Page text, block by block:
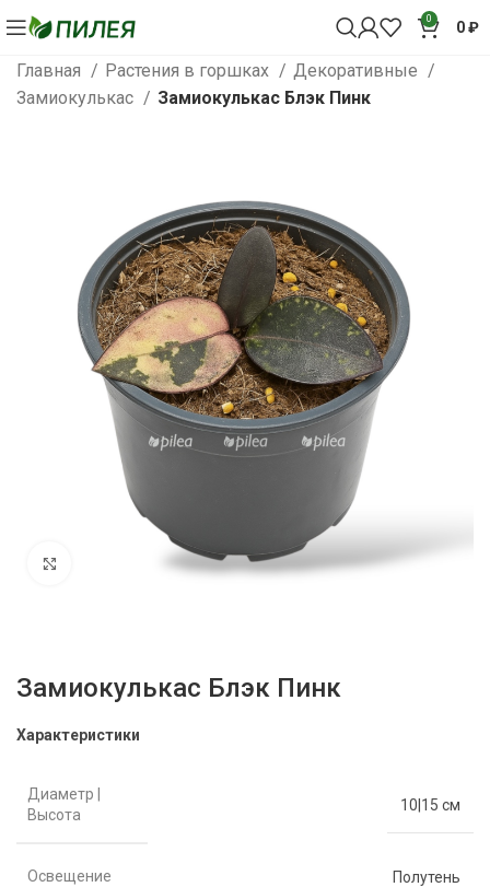
0 0₽
Главная Растения в горшках
Декоративные
Замиокулькас
Замиокулькас Блэк Пинк
Нажмите, чтобы увеличить
Замиокулькас Блэк Пинк
Характеристики
Диаметр |
Высота
10|15 см
Освещение Полутень